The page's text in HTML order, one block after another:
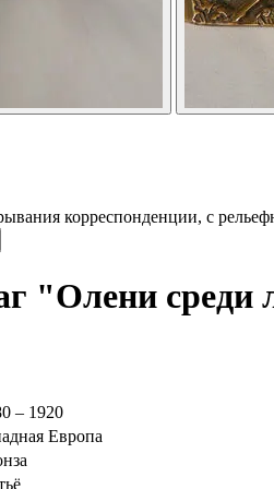
корреспонденции, с
"Олени среди
– 1920
Европа